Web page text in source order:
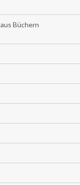
Büchern